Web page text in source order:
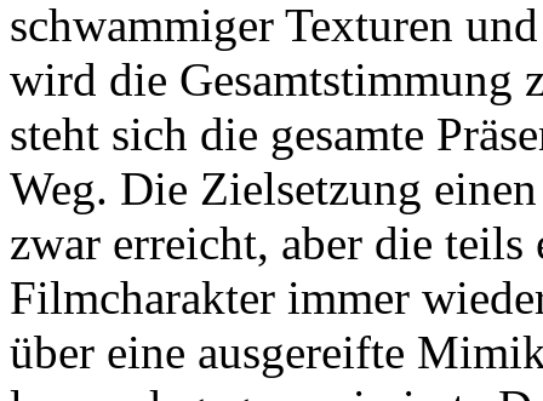
schwammiger Texturen
wird die Gesamtstimmung
steht sich die gesamte
Weg. Die Zielsetzung
zwar erreicht, aber die
Filmcharakter immer
über eine ausgereifte